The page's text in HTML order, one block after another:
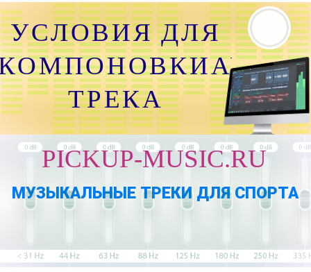
УСЛОВИЯ ДЛЯ
ТРЕКА
PICKUP-MUSIC.RU
МУЗЫКАЛЬНЫЕ ТРЕКИ ДЛЯ СПОРТА